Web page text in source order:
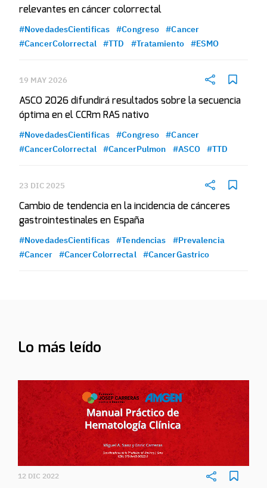
relevantes en cáncer colorrectal
#NovedadesCientificas #Congreso
#Cancer
#CancerColorrectal
#TTD #Tratamiento #ESMO
19 MAY 2026
ASCO 2026 difundirá resultados sobre la secuencia
óptima en el CCRm RAS nativo
#NovedadesCientificas #Congreso
#Cancer
#CancerColorrectal
#CancerPulmon #ASCO #TTD
23 DIC 2025
Cambio de tendencia en la incidencia de cánceres
gastrointestinales en España
#NovedadesCientificas #Tendencias
#Prevalencia
#Cancer
#CancerColorrectal #CancerGastrico
Lo más leído
12 DIC 2022